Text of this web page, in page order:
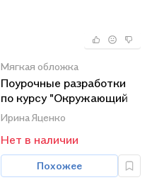
Мягкая обложка
Поурочные разработки
по курсу "Окружающий
мир". 2 класс. К УМК А.А.
Плешакова ("Школа
России"). Пособие для
учителя. Новый ФГОС
Ирина Яценко
Нет в наличии
Похожее